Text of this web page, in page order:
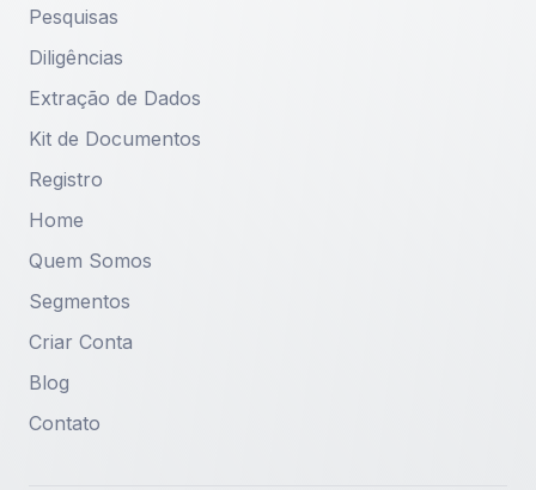
Home
Quem Somos
Segmentos
Criar Conta
Blog
Contato
Pesquisas
Diligências
Extração de Dados
Kit de Documentos
Registro